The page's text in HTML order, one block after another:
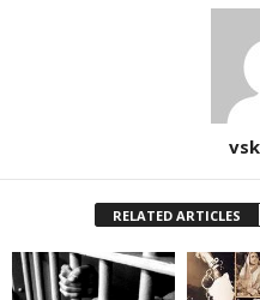
RELATED ARTICLES